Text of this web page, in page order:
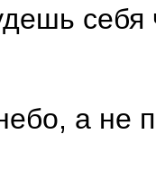
себя
а не